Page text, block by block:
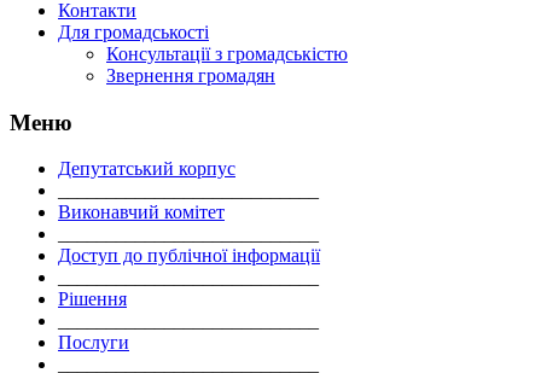
Контакти
Для громадськості
Консультації з громадськістю
Звернення громадян
Меню
Депутатський корпус
Виконавчий комітет
Доступ до публічної інформації
Рішення
Послуги